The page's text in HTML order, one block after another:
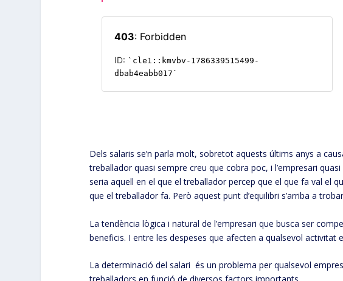
Dels salaris se’n parla molt, sobretot aquests últims anys a
treballador quasi sempre creu que cobra poc, i l’empresari
seria aquell en el que el treballador percep que el que fa val el
que el treballador fa. Però aquest punt d’equilibri s’arriba a
La tendència lògica i natural de l’empresari que busca ser
beneficis. I entre les despeses que afecten a qualsevol activitat
La determinació del salari és un problema per qualsevol